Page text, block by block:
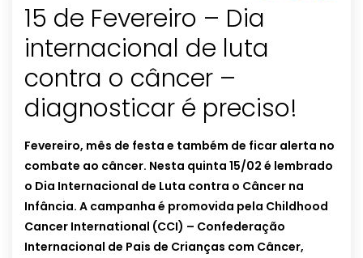
15 de Fevereiro – Dia
internacional de luta
contra o câncer –
diagnosticar é preciso!
Fevereiro, mês de festa e também de ficar alerta no
combate ao câncer. Nesta quinta 15/02 é lembrado
o Dia Internacional de Luta contra o Câncer na
Infância. A campanha é promovida pela Childhood
Cancer International (CCI) – Confederação
Internacional de Pais de Crianças com Câncer,